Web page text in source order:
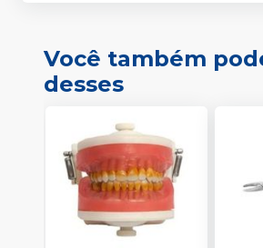
Você também
desses